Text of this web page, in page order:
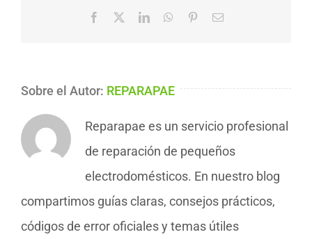
Facebook LinkedInWhatsApp
PinterestCorreo
Sobre el Autor: REPARAPAE
Reparapae es un servicio profesional
de reparación de pequeños
electrodomésticos. En nuestro blog
compartimos guías claras, consejos prácticos,
códigos de error oficiales y temas útiles